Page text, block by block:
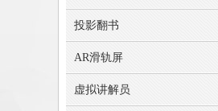
投影翻书
AR滑轨屏
虚拟讲解员